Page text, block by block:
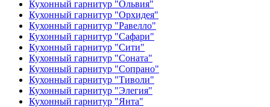
Кухонный гарнитур "Ольвия"
Кухонный гарнитур "Орхидея"
Кухонный гарнитур "Равелло"
Кухонный гарнитур "Сафари"
Кухонный гарнитур "Сити"
Кухонный гарнитур "Соната"
Кухонный гарнитур "Сопрано"
Кухонный гарнитур "Тиволи"
Кухонный гарнитур "Элегия"
Кухонный гарнитур "Янта"